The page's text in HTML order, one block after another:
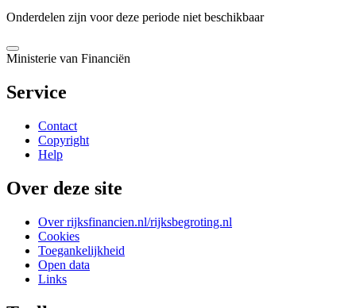
Onderdelen zijn voor deze periode niet beschikbaar
Ministerie van Financiën
Service
Contact
Copyright
Help
Over deze site
Over rijksfinancien.nl/rijksbegroting.nl
Cookies
Toegankelijkheid
Open data
Links